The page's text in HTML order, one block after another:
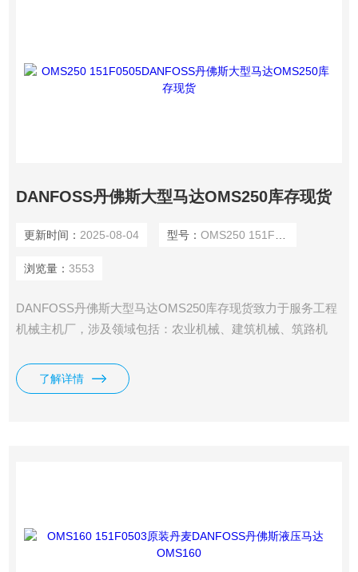
DANFOSS丹佛斯大型马达OMS250库存现货
更新时间： 2025-08-04 型号： OMS250 151F0505
浏览量： 3553
DANFOSS丹佛斯大型马达OMS250库存现货致力于服务工程
机械主机厂，涉及领域包括：农业机械、建筑机械、筑路机
等。
了解详情